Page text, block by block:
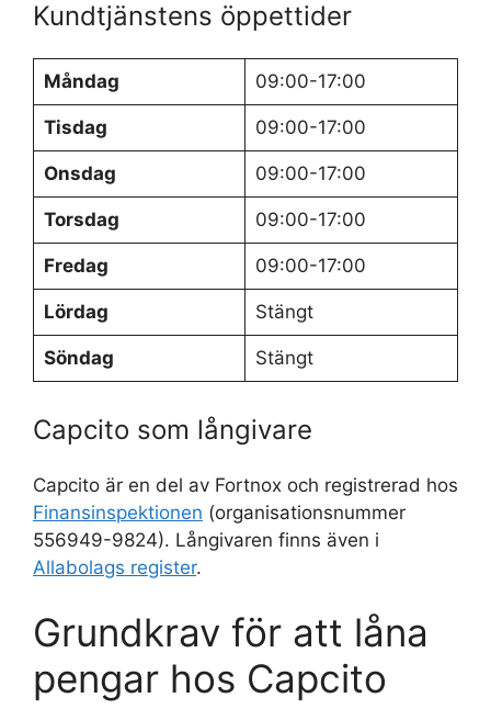
Kundtjänstens öppettider
Måndag 09:00-17:00
Tisdag 09:00-17:00
Onsdag 09:00-17:00
Torsdag 09:00-17:00
Fredag 09:00-17:00
Lördag Stängt
Söndag Stängt
Capcito som långivare
Capcito är en del av Fortnox och registrerad hos
Finansinspektionen (organisationsnummer
556949-9824). Långivaren finns även i
Allabolags register.
Grundkrav för att låna
pengar hos Capcito